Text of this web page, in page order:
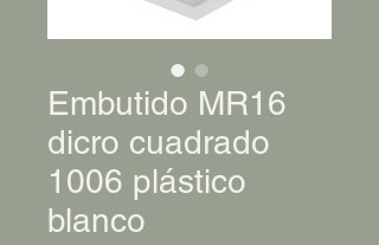
Embutido MR16
dicro cuadrado
1006 plástico
blanco